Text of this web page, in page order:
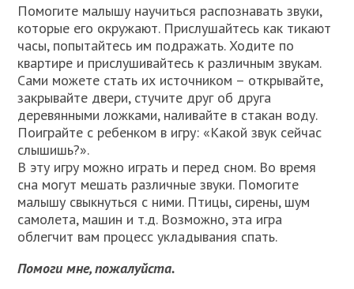
Помогите малышу научиться распознавать звуки,
которые его окружают. Прислушайтесь как тикают
часы, попытайтесь им подражать. Ходите по
квартире и прислушивайтесь к различным звукам.
Сами можете стать их источником – открывайте,
закрывайте двери, стучите друг об друга
деревянными ложками, наливайте в стакан воду.
Поиграйте с ребенком в игру: «Какой звук сейчас
слышишь?».
В эту игру можно играть и перед сном. Во время
сна могут мешать различные звуки. Помогите
малышу свыкнуться с ними. Птицы, сирены, шум
самолета, машин и т.д. Возможно, эта игра
облегчит вам процесс укладывания спать.
Помоги мне, пожалуйста.